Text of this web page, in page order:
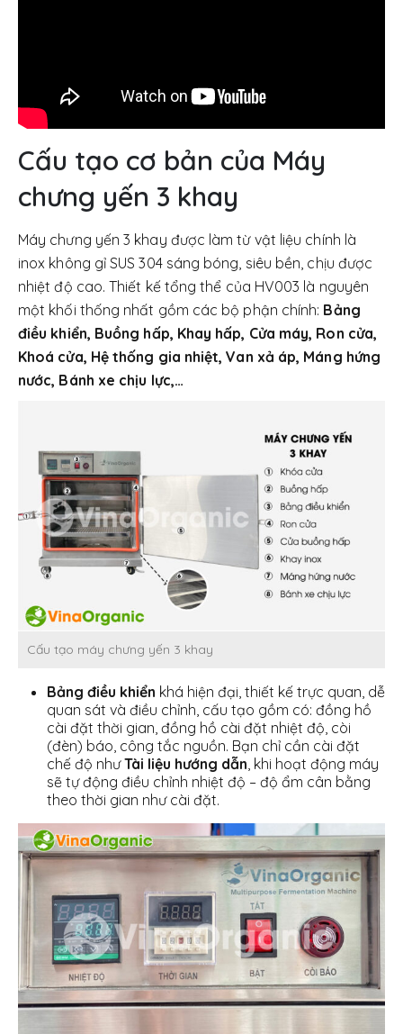
Cấu tạo cơ bản của Máy
chưng yến 3 khay
Máy chưng yến 3 khay được làm từ vật liệu chính là
inox không gỉ SUS 304 sáng bóng, siêu bền, chịu được
nhiệt độ cao. Thiết kế tổng thể của HV003 là nguyên
một khối thống nhất gồm các bộ phận chính: Bảng
điều khiển, Buồng hấp, Khay hấp, Cửa máy, Ron cửa,
Khoá cửa, Hệ thống gia nhiệt, Van xả áp, Máng hứng
nước, Bánh xe chịu lực,…
Cấu tạo máy chưng yến 3 khay
Bảng điều khiển khá hiện đại, thiết kế trực quan, dễ
quan sát và điều chỉnh, cấu tạo gồm có: đồng hồ
cài đặt thời gian, đồng hồ cài đặt nhiệt độ, còi
(đèn) báo, công tắc nguồn. Bạn chỉ cần cài đặt
chế độ nhưTài liệu hướng dẫn , khi hoạt động máy
sẽ tự động điều chỉnh nhiệt độ – độ ẩm cân bằng
theo thời gian như cài đặt.